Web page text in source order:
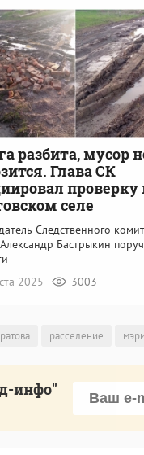
разбита, мусор
Глава СК
проверку
селе
Следственного
Бастрыкин
2025
3003
расселение
инфо"